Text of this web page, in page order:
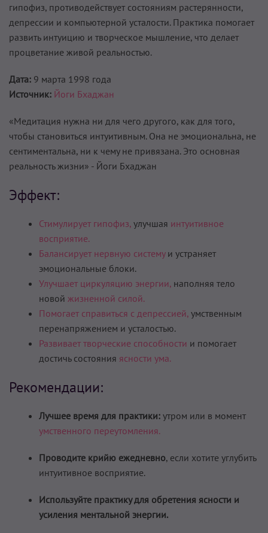
гипофиз, противодействует состояниям растерянности,
депрессии и компьютерной усталости. Практика помогает
развить интуицию и творческое мышление, что делает
процветание живой реальностью.
Дата: 9 марта 1998 года
Источник: Йоги Бхаджан
«Медитация нужна ни для чего другого, как для того,
чтобы становиться интуитивным. Она не эмоциональна, не
сентиментальна, ни к чему не привязана. Это основная
реальность жизни» - Йоги Бхаджан
Эффект:
Стимулирует гипофиз, улучшая интуитивное
восприятие.
Балансирует нервную системуи устраняет
эмоциональные блоки.
Улучшает циркуляцию энергии, наполняя тело
новой жизненной силой.
Помогает справиться с депрессией, умственным
перенапряжением и усталостью.
Развивает творческие способности и помогает
достичь состояния ясности ума.
Рекомендации:
Лучшее время для практики: утром или в момент
умственного переутомления.
Проводите крийю ежедневно, если хотите углубить
интуитивное восприятие.
Используйте практику для обретения ясности и
усиления ментальной энергии.